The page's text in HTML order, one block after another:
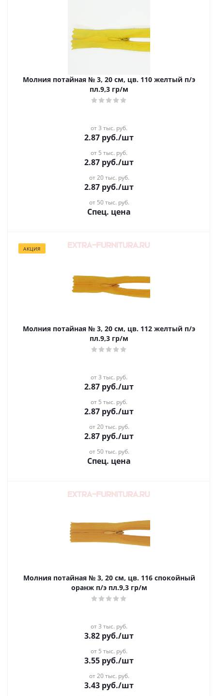
Молния потайная № 3, 20 см, цв. 110 желтый п/э
пл.9,3 гр/м
от 3 тыс. руб.
2.87 руб./шт
от 5 тыс. руб.
2.87 руб./шт
от 20 тыс. руб.
2.87 руб./шт
от 50 тыс. руб.
Спец. цена
АКЦИЯ
Молния потайная № 3, 20 см, цв. 112 желтый п/э
пл.9,3 гр/м
от 3 тыс. руб.
2.87 руб./шт
от 5 тыс. руб.
2.87 руб./шт
от 20 тыс. руб.
2.87 руб./шт
от 50 тыс. руб.
Спец. цена
Молния потайная № 3, 20 см, цв. 116 спокойный
оранж п/э пл.9,3 гр/м
от 3 тыс. руб.
3.82 руб./шт
от 5 тыс. руб.
3.55 руб./шт
от 20 тыс. руб.
3.43 руб./шт